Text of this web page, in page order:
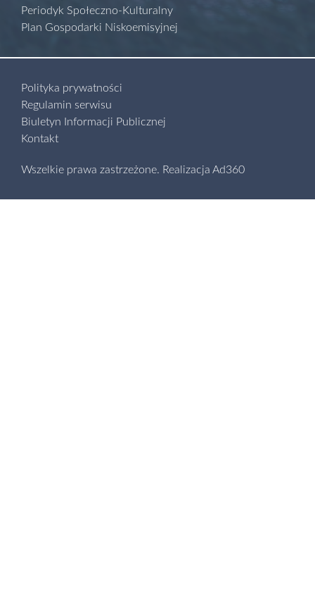
Periodyk Społeczno-Kulturalny
Plan Gospodarki Niskoemisyjnej
Polityka prywatności
Regulamin serwisu
Biuletyn Informacji Publicznej
Kontakt
Wszelkie prawa zastrzeżone. Realizacja Ad360